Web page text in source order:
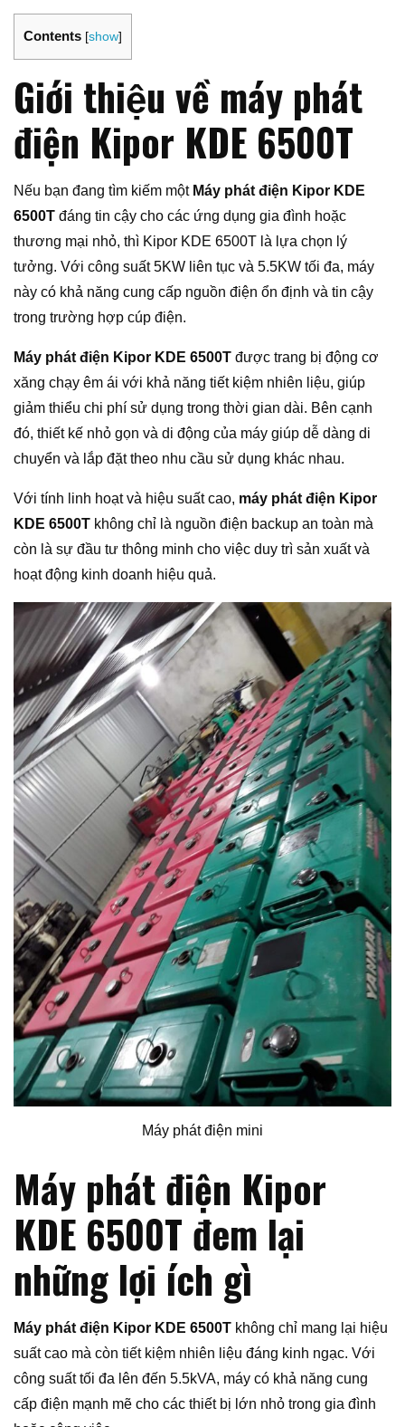
Contents [show]
Giới thiệu về máy phát
điện Kipor KDE 6500T
Nếu bạn đang tìm kiếm một Máy phát điện Kipor KDE
6500T đáng tin cậy cho các ứng dụng gia đình hoặc
thương mại nhỏ, thì Kipor KDE 6500T là lựa chọn lý
tưởng. Với công suất 5KW liên tục và 5.5KW tối đa, máy
này có khả năng cung cấp nguồn điện ổn định và tin cậy
trong trường hợp cúp điện.
Máy phát điện Kipor KDE 6500T được trang bị động cơ
xăng chạy êm ái với khả năng tiết kiệm nhiên liệu, giúp
giảm thiểu chi phí sử dụng trong thời gian dài. Bên cạnh
đó, thiết kế nhỏ gọn và di động của máy giúp dễ dàng di
chuyển và lắp đặt theo nhu cầu sử dụng khác nhau.
Với tính linh hoạt và hiệu suất cao, máy phát điện Kipor
KDE 6500T không chỉ là nguồn điện backup an toàn mà
còn là sự đầu tư thông minh cho việc duy trì sản xuất và
hoạt động kinh doanh hiệu quả.
Máy phát điện mini
Máy phát điện Kipor
KDE 6500T đem lại
những lợi ích gì
Máy phát điện Kipor KDE 6500T không chỉ mang lại hiệu
suất cao mà còn tiết kiệm nhiên liệu đáng kinh ngạc. Với
công suất tối đa lên đến 5.5kVA, máy có khả năng cung
cấp điện mạnh mẽ cho các thiết bị lớn nhỏ trong gia đình